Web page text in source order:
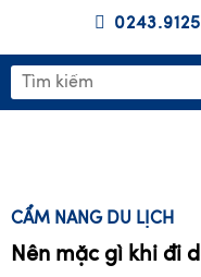
CẨM NANG DU LỊCH
Nên mặc gì khi đi